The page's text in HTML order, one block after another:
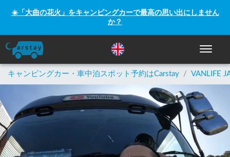
☀️「大曲の花火」をキャンピングカーで最高の思い出にしません
か？
ナビゲ
キャンピングカー・車中泊スポット予約はCarstay / VANLIFE